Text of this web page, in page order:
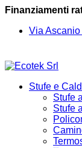
Finanziamenti
Via
Stufe e
Stufe
Stufe